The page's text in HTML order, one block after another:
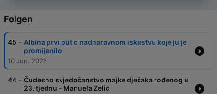
Folgen
45 - Albina prvi put o nadnaravnom iskustvu koje ju je
promijenilo
10 Jun. 2026
44 - Čudesno svjedočanstvo majke dječaka rođenog u
23. tjednu - Manuela Zelić